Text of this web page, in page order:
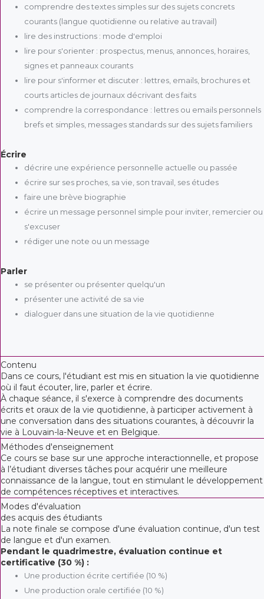
comprendre des textes simples sur des sujets concrets
courants (langue quotidienne ou relative au travail)
lire des instructions : mode d'emploi
lire pour s'orienter : prospectus, menus, annonces, horaires,
signes et panneaux courants
lire pour s'informer et discuter : lettres, emails, brochures et
courts articles de journaux décrivant des faits
comprendre la correspondance : lettres ou emails personnels
brefs et simples, messages standards sur des sujets familiers
Écrire
décrire une expérience personnelle actuelle ou passée
écrire sur ses proches, sa vie, son travail, ses études
faire une brève biographie
écrire un message personnel simple pour inviter, remercier ou
s'excuser
rédiger une note ou un message
Parler
se présenter ou présenter quelqu'un
présenter une activité de sa vie
dialoguer dans une situation de la vie quotidienne
Contenu
Dans ce cours, l'étudiant est mis en situation la vie quotidienne
où il faut écouter, lire, parler et écrire.
À chaque séance, il s'exerce à comprendre des documents
écrits et oraux de la vie quotidienne, à participer activement à
une conversation dans des situations courantes, à découvrir la
vie à Louvain-la-Neuve et en Belgique.
Méthodes d'enseignement
Ce cours se base sur une approche interactionnelle, et propose
à l’étudiant diverses tâches pour acquérir une meilleure
connaissance de la langue, tout en stimulant le développement
de compétences réceptives et interactives.
Modes d'évaluation
des acquis des étudiants
La note finale se compose d'une évaluation continue, d'un test
de langue et d'un examen.
Pendant le quadrimestre, évaluation continue et
certificative (30 %) :
Une production écrite certifiée (10 %)
Une production orale certifiée (10 %)